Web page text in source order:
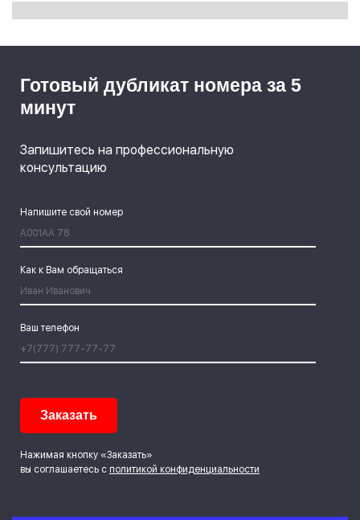
Готовый дубликат номера за 5
минут
Запишитесь на профессиональную
консультацию
Напишите свой номер
Как к Вам обращаться
Ваш телефон
Нажимая кнопку «Заказать»
вы соглашаетесь с политикой конфиденциальности